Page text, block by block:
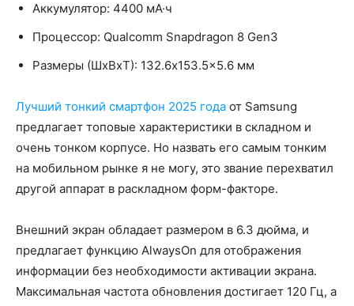
Аккумулятор: 4400 мА·ч
Процессор: Qualcomm Snapdragon 8 Gen3
Размеры (ШxВxТ): 132.6x153.5x5.6 мм
Лучший тонкий смартфон 2025 года от Samsung
предлагает топовые характеристики в складном и
очень тонком корпусе. Но назвать его самым тонким
на мобильном рынке я не могу, это звание перехватил
другой аппарат в раскладном форм-факторе.
Внешний экран обладает размером в 6.3 дюйма, и
предлагает функцию AlwaysOn для отображения
информации без необходимости активации экрана.
Максимальная частота обновления достигает 120 Гц, а